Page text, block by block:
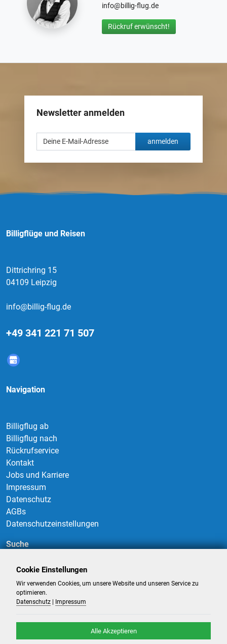
info@billig-flug.de
Rückruf erwünscht!
Newsletter anmelden
anmelden
Billigflüge und Reisen
Dittrichring 15
04109 Leipzig
info@billig-flug.de
+49 341 221 71 507
Navigation
Billigflug ab
Billigflug nach
Rückrufservice
Kontakt
Jobs und Karriere
Impressum
Datenschutz
AGBs
Datenschutzeinstellungen
Suche
Suchen
Cookie Einstellungen
Wir verwenden Cookies, um unsere Website und unseren Service zu
optimieren.
Datenschutz
Impressum
Alle Akzeptieren